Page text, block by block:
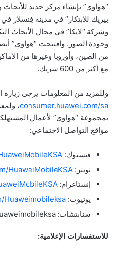
“هواوي” بإنشاء مركز جديد
بيريك للابتكار” في مدينة فِتسلار
وشركة “لايكا” في مجال الأبحاث
من الصين، وأوروبا وغيرها من
مع أكثر من 600 شريك.
وللمزيد من المعلومات يرجى زيارة
consumer.huawei.com/sa،
بمجموعة “هواوي” لأعمال
مواقع التواصل الاجتماعي:
فيسبوك:
تويتر: HuaweiMobileKSA
إنستاغرام:
يوتيوب: Huaweimobileksa
سنابتشات: Huaweimobileksa
للاستفسارات الإعلامية: